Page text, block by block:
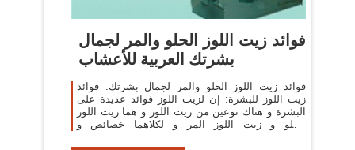
‫فوائد زيت اللوز الحلو والمر لجمال
بشرتك العربية للأعشاب
فوائد زيت اللوز الحلو والمر لجمال بشرتك. فوائد
زيت اللوز للبشرة: إن لزيت اللوز فوائد عديدة على
البشرة و هناك نوعين من زيت اللوز و هما زيت اللوز
الحلو و زيت اللوز المر و لكلاهما خصائص و